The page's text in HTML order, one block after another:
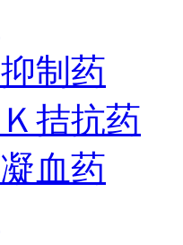
制药
拮抗药
血药